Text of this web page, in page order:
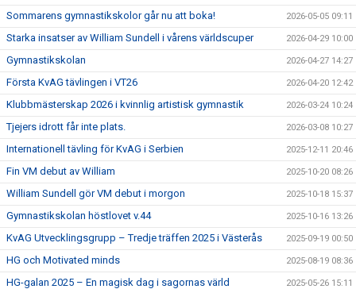
Sommarens gymnastikskolor går nu att boka! 2026-05-05 09:11
Starka insatser av William Sundell i vårens världscuper 2026-04-29 10:00
Gymnastikskolan 2026-04-27 14:27
Första KvAG tävlingen i VT26 2026-04-20 12:42
Klubbmästerskap 2026 i kvinnlig artistisk gymnastik 2026-03-24 10:24
Tjejers idrott får inte plats. 2026-03-08 10:27
Internationell tävling för KvAG i Serbien 2025-12-11 20:46
Fin VM debut av William 2025-10-20 08:26
William Sundell gör VM debut i morgon 2025-10-18 15:37
Gymnastikskolan höstlovet v.44 2025-10-16 13:26
KvAG Utvecklingsgrupp – Tredje träffen 2025 i Västerås 2025-09-19 00:50
HG och Motivated minds 2025-08-19 08:36
HG-galan 2025 – En magisk dag i sagornas värld 2025-05-26 15:11